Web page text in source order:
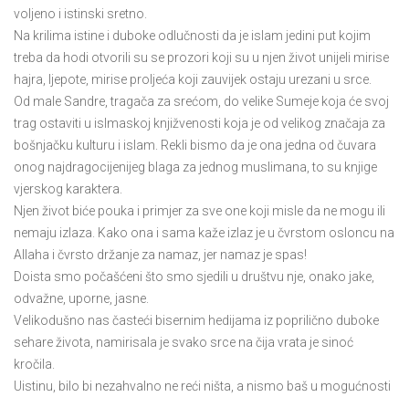
voljeno i istinski sretno.
Na krilima istine i duboke odlučnosti da je islam jedini put kojim
treba da hodi otvorili su se prozori koji su u njen život unijeli mirise
hajra, ljepote, mirise proljeća koji zauvijek ostaju urezani u srce.
Od male Sandre, tragača za srećom, do velike Sumeje koja će svoj
trag ostaviti u islmaskoj knjižvenosti koja je od velikog značaja za
bošnjačku kulturu i islam. Rekli bismo da je ona jedna od čuvara
onog najdragocijenijeg blaga za jednog muslimana, to su knjige
vjerskog karaktera.
Njen život biće pouka i primjer za sve one koji misle da ne mogu ili
nemaju izlaza. Kako ona i sama kaže izlaz je u čvrstom osloncu na
Allaha i čvrsto držanje za namaz, jer namaz je spas!
Doista smo počašćeni što smo sjedili u društvu nje, onako jake,
odvažne, uporne, jasne.
Velikodušno nas časteći bisernim hedijama iz poprilično duboke
sehare života, namirisala je svako srce na čija vrata je sinoć
kročila.
Uistinu, bilo bi nezahvalno ne reći ništa, a nismo baš u mogućnosti